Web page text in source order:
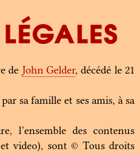
de John Gelder, décédé le 21
sa famille et ses amis, à sa
l’ensemble des contenus
video), sont © Tous droits